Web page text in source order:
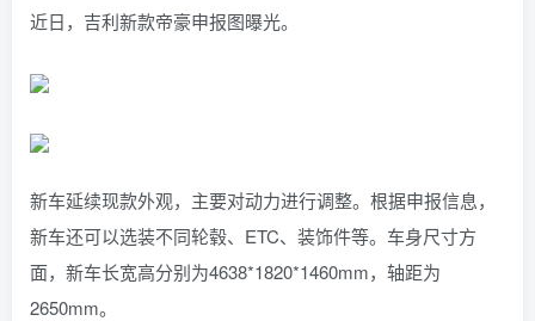
近日，吉利新款帝豪申报图曝光。
新车延续现款外观，主要对动力进行调整。根据申报信息，
新车还可以选装不同轮毂、ETC、装饰件等。车身尺寸方
面，新车长宽高分别为4638*1820*1460mm，轴距为
2650mm。